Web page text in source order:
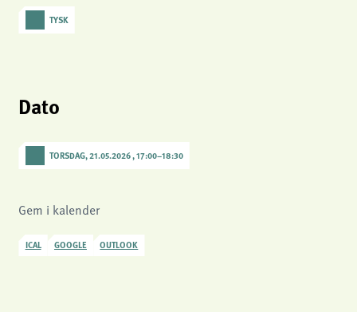
TYSK
Dato
TORSDAG, 21.05.2026 , 17:00–18:30
Gem i kalender
ICAL GOOGLE OUTLOOK